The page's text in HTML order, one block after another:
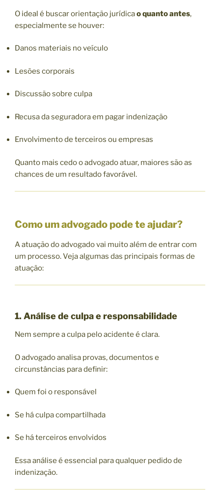
O ideal é buscar orientação jurídicao quanto antes,
especialmente se houver:
Danos materiais no veículo
Lesões corporais
Discussão sobre culpa
Recusa da seguradora em pagar indenização
Envolvimento de terceiros ou empresas
Quanto mais cedo o advogado atuar, maiores são as
chances de um resultado favorável.
Como um advogado pode te ajudar?
A atuação do advogado vai muito além de entrar com
um processo. Veja algumas das principais formas de
atuação:
1. Análise de culpa e responsabilidade
Nem sempre a culpa pelo acidente é clara.
O advogado analisa provas, documentos e
circunstâncias para definir:
Quem foi o responsável
Se há culpa compartilhada
Se há terceiros envolvidos
Essa análise é essencial para qualquer pedido de
indenização.